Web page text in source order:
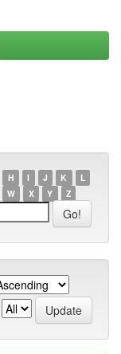
H I J K
L
W X Y Z